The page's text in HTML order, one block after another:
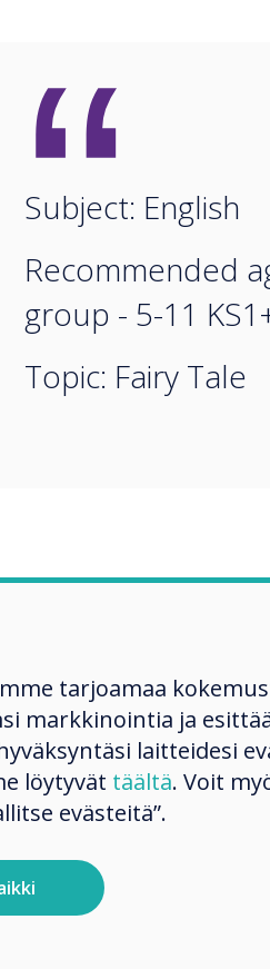
“
Subject: English
Recommended
group - 5-11
Topic: Fairy Tale
tarjoamaa
markkinointia ja
laitteidesi
löytyvät täältä. Voit
evästeitä”.